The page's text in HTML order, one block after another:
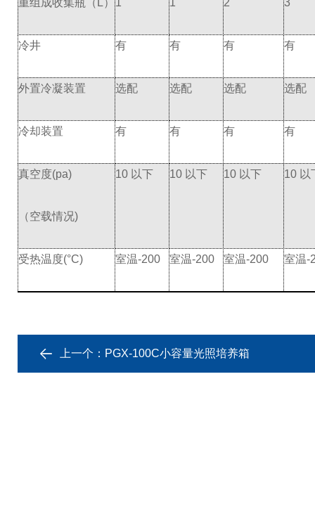
重组成收集瓶（L） 1 1 2 3
冷井 有 有 有 有
外置冷凝装置 选配 选配 选配 选配
冷却装置 有 有 有 有
真空度(pa)
（空载情况)
10 以下 10 以下 10 以下 10 以
受热温度(°C) 室温-200 室温-200 室温-200 室温-
上一个： PGX-100C小容量光照培养箱